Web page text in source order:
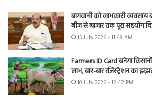
बागवानी को लाभकारी
बीज से बाजार तक पूरा सहयोग
15 July 2026 - 11:43 AM
Farmers ID Card बनेगा
लाभ, बार-बार रजिस्ट्रेशन का
10 July 2026 - 12:42 PM